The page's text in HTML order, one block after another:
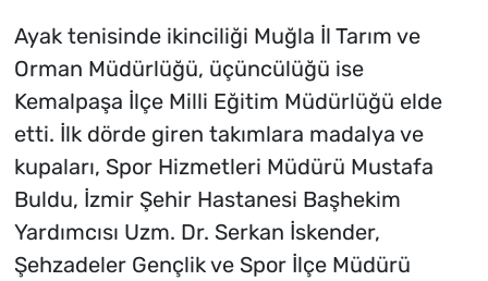
Ayak tenisinde ikinciliği Muğla İl Tarım ve
Orman Müdürlüğü, üçüncülüğü ise
Kemalpaşa İlçe Milli Eğitim Müdürlüğü elde
etti. İlk dörde giren takımlara madalya ve
kupaları, Spor Hizmetleri Müdürü Mustafa
Buldu, İzmir Şehir Hastanesi Başhekim
Yardımcısı Uzm. Dr. Serkan İskender,
Şehzadeler Gençlik ve Spor İlçe Müdürü